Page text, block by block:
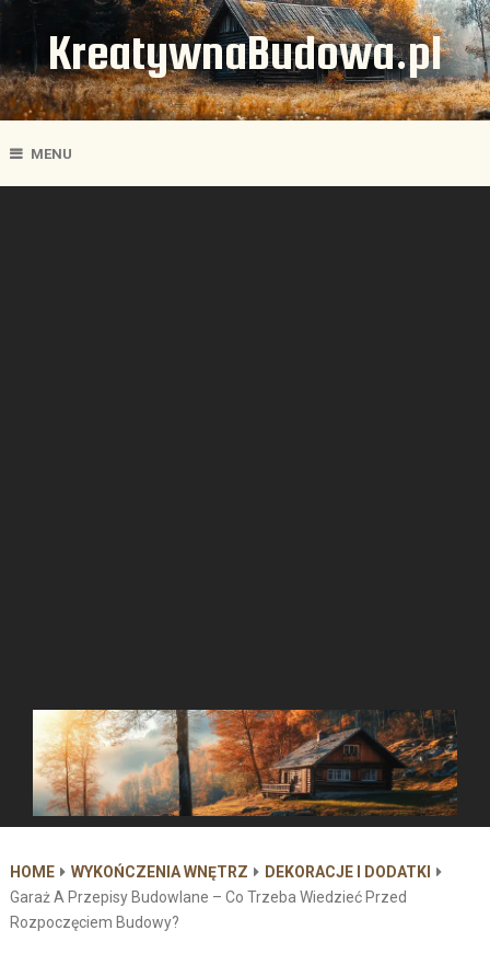
KreatywnaBudowa.pl
MENU
HOME WYKOŃCZENIA WNĘTRZ
DEKORACJE I DODATKI
Garaż A Przepisy Budowlane – Co Trzeba Wiedzieć Przed
Rozpoczęciem Budowy?